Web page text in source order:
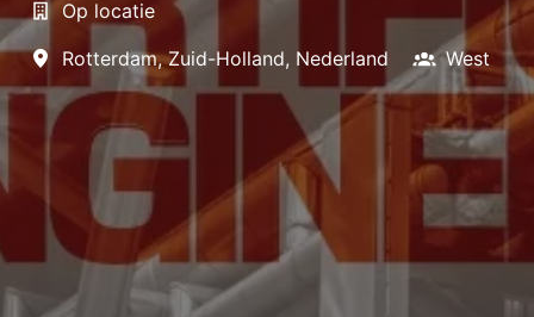
Op locatie
Rotterdam, Zuid-Holland, Nederland West